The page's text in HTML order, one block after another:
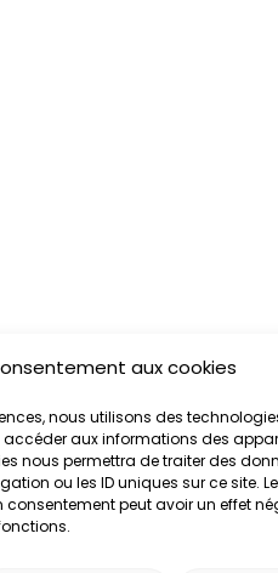
aux cookies
nous utilisons des
aux informations des
nous permettra de traiter des
ou les ID uniques sur ce site.
consentement peut avoir un effet
à 19h00